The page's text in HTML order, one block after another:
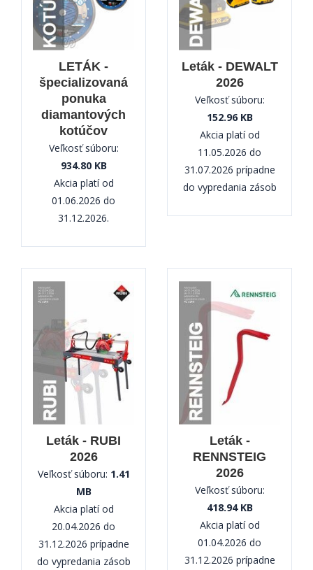
LETÁK -
špecializovaná
ponuka
diamantových
kotúčov
Veľkosť súboru:
934.80 KB
Akcia platí od
01.06.2026 do
31.12.2026.
Leták - DEWALT
2026
Veľkosť súboru:
152.96 KB
Akcia platí od
11.05.2026 do
31.07.2026 prípadne
do vypredania zásob
Leták - RUBI
2026
Veľkosť súboru: 1.41
MB
Akcia platí od
20.04.2026 do
31.12.2026 prípadne
do vypredania zásob
Leták -
RENNSTEIG
2026
Veľkosť súboru:
418.94 KB
Akcia platí od
01.04.2026 do
31.12.2026 prípadne